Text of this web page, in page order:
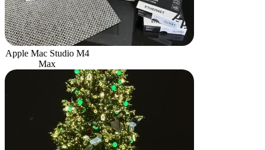
Apple Mac Studio M4
Max